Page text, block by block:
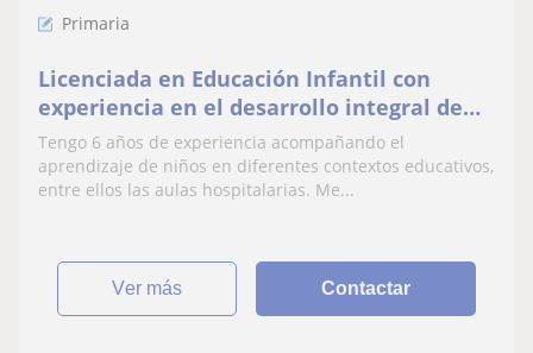
Primaria
Licenciada en Educación Infantil con
experiencia en el desarrollo integral de
niños. Imparto clases y acompañamiento
personalizado
Tengo 6 años de experiencia acompañando el
aprendizaje de niños en diferentes contextos educativos,
entre ellos las aulas hospitalarias. Me...
ver más Contactar